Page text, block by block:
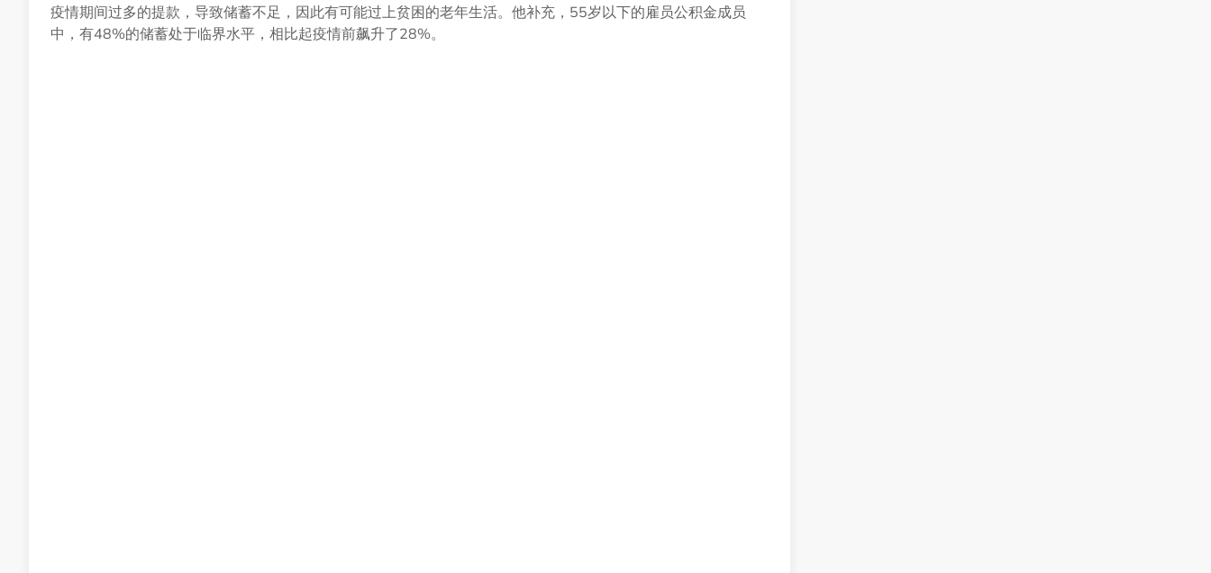
疫情期间过多的提款，导致储蓄不足，因此有可能过上贫困的老年生活。他补充，55岁以下的雇员公积金成员
中，有48%的储蓄处于临界水平，相比起疫情前飙升了28%。